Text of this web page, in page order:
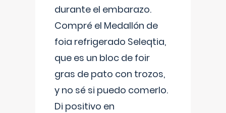
durante el embarazo.
Compré el Medallón de
foia refrigerado Seleqtia,
que es un bloc de foir
gras de pato con trozos,
y no sé si puedo comerlo.
Di positivo en